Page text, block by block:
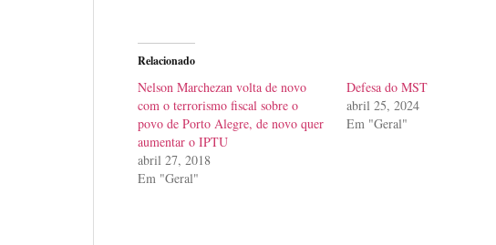
Relacionado
Nelson Marchezan volta de novo
com o terrorismo fiscal sobre o
povo de Porto Alegre, de novo quer
aumentar o IPTU
abril 27, 2018
Em "Geral"
Defesa do MST
abril 25, 2024
Em "Geral"